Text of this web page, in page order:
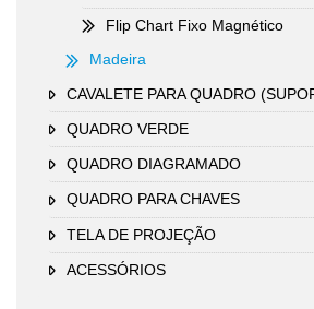
Flip Chart Fixo Magnético
Madeira
CAVALETE PARA QUADRO
QUADRO VERDE
QUADRO DIAGRAMADO
QUADRO PARA CHAVES
TELA DE PROJEÇÃO
ACESSÓRIOS